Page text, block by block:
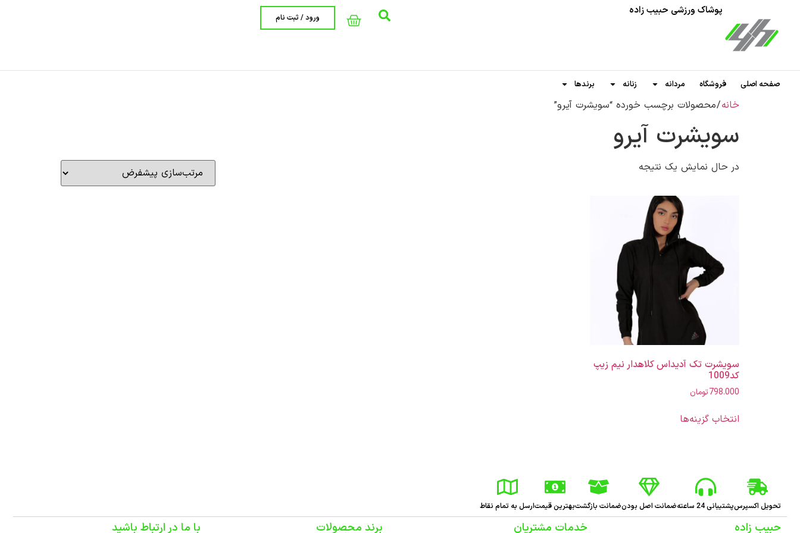
پوشاک ورزشی حبیب زاده
ورود / ثبت نام
صفحه اصلی فروشگاه مردانه زنانه برندها
خانه/ محصولات برچسب خورده “سویشرت آیرو”
سویشرت آیرو
در حال نمایش یک نتیجه
سویشرت تک آدیداس کلاهدار نیم زیپ
کد1009
798.000تومان
انتخاب گزینه‌ها
تحویل اکسپرسپشتیبانی 24 ساعته ضمانت اصل بودنضمانت بازگشتبهترین قیمتارسل به تمام نقاط
حبیب زاده خدمات مشتریان برند محصولات با ما در ارتباط باشید